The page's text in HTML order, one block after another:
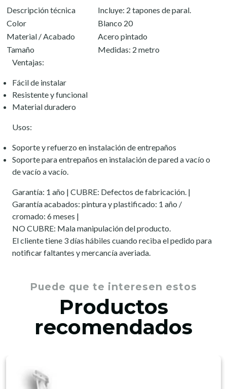
Descripción técnica
Incluye: 2 tapones de paral.
Color
Blanco 20
Material / Acabado
Acero pintado
Tamaño
Medidas: 2 metro
Ventajas:
Fácil de instalar
Resistente y funcional
Material duradero
Usos:
Soporte y refuerzo en instalación de entrepaños
Soporte para entrepaños en instalación de pared a vacío o
de vacío a vacío.
Garantía: 1 año | CUBRE: Defectos de fabricación. |
Garantía acabados: pintura y plastificado: 1 año /
cromado: 6 meses |
NO CUBRE: Mala manipulación del producto.
El cliente tiene 3 días hábiles cuando reciba el pedido para
notificar faltantes y mercancía averiada.
Puede que te interesen estos
Productos
recomendados